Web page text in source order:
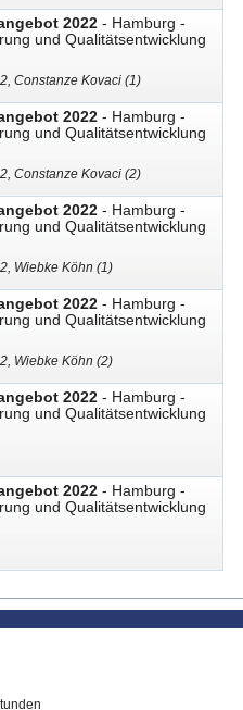
2022 - Hamburg -
und Qualitätsentwicklung
Constanze Kovaci (1)
2022 - Hamburg -
und Qualitätsentwicklung
Constanze Kovaci (2)
2022 - Hamburg -
und Qualitätsentwicklung
Wiebke Köhn (1)
2022 - Hamburg -
und Qualitätsentwicklung
Wiebke Köhn (2)
2022 - Hamburg -
und Qualitätsentwicklung
2022 - Hamburg -
und Qualitätsentwicklung